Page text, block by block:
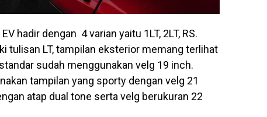
hadir dengan 4 varian yaitu 1LT, 2LT, RS.
tulisan LT, tampilan eksterior memang terlihat
sudah menggunakan velg 19 inch.
tampilan yang sporty dengan velg 21
atap dual tone serta velg berukuran 22